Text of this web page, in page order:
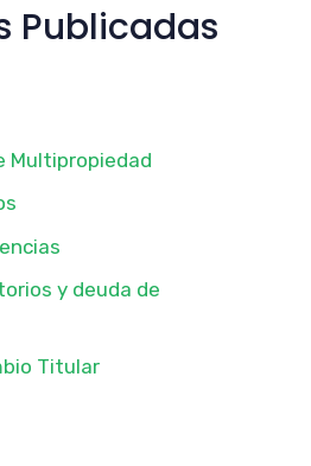
Publicadas
Multipropiedad
y deuda de
Titular